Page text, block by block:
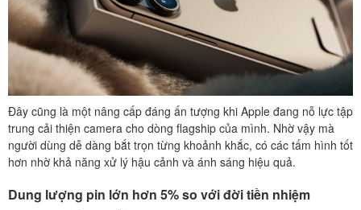
Đây cũng là một nâng cấp đáng ấn tượng khi Apple đang nỗ lực tập
trung cải thiện camera cho dòng flagship của mình. Nhờ vậy mà
người dùng dễ dàng bắt trọn từng khoảnh khắc, có các tấm hình tốt
hơn nhờ khả năng xử lý hậu cảnh và ánh sáng hiệu quả.
Dung lượng pin lớn hơn 5% so với đời tiền nhiệm